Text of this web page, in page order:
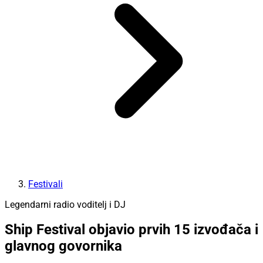
Festivali
Legendarni radio voditelj i DJ
Ship Festival objavio prvih 15 izvođača i
glavnog govornika